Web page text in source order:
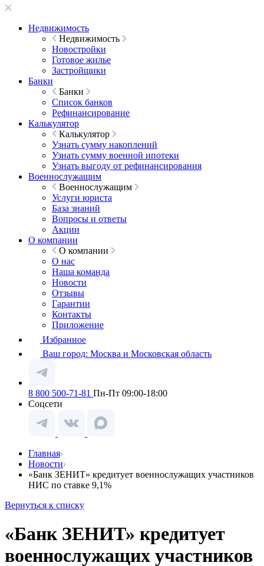
Недвижимость
Недвижимость
Новостройки
Готовое жилье
Застройщики
Банки
Банки
Список банков
Рефинансирование
Калькулятор
Калькулятор
Узнать сумму накоплений
Узнать сумму военной ипотеки
Узнать выгоду от рефинансирования
Военнослужащим
Военнослужащим
Услуги юриста
База знаний
Вопросы и ответы
Акции
О компании
О компании
О нас
Наша команда
Новости
Отзывы
Гарантии
Контакты
Приложение
Избранное
Ваш город: Москва и Московская область
8 800 500-71-81 Пн-Пт 09:00-18:00
Соцсети
Главная
Новости
«Банк ЗЕНИТ» кредитует военнослужащих участников
НИС по ставке 9,1%
Вернуться к списку
«Банк ЗЕНИТ» кредитует
военнослужащих участников